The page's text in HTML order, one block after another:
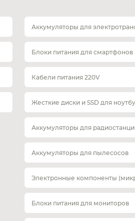
Аккумуляторы для
Блоки питания для смартфонов
Кабели питания 220V
Жесткие диски и SSD для
Аккумуляторы для
Аккумуляторы для пылесосов
Блоки питания для мониторов